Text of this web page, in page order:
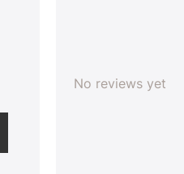
No reviews yet